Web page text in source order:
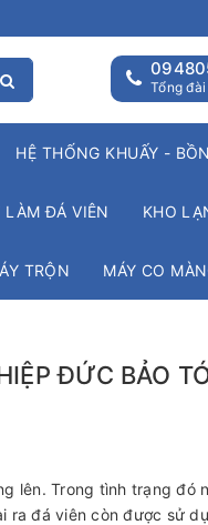
Tổng
HỆ THỐNG KHUẤY -
LÀM ĐÁ VIÊN KHO
TRỘN MÁY CO
ĐỨC BẢO
lên. Trong tình trạng đó
đá viên còn được sử